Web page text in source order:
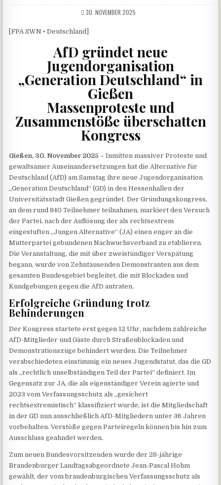
30. NOVEMBER 2025
[FPA SWN • Deutschland]
AfD gründet neue
Jugendorganisation
„Generation Deutschland“ in
Gießen
Massenproteste und
Zusammenstöße überschatten
Kongress
Gießen, 30. November 2025 – Inmitten massiver Proteste und
gewaltsamer Auseinandersetzungen hat die Alternative für
Deutschland (AfD) am Samstag ihre neue Jugendorganisation
„Generation Deutschland“ (GD) in den Hessenhallen der
Universitätsstadt Gießen gegründet. Der Gründungskongress,
an dem rund 840 Teilnehmer teilnahmen, markiert den Versuch
der Partei, nach der Auflösung der als rechtsextrem
eingestuften „Jungen Alternative“ (JA) einen enger an die
Mutterpartei gebundenen Nachwuchsverband zu etablieren.
Die Veranstaltung, die mit über zweistündiger Verspätung
begann, wurde von Zehntausenden Demonstranten aus dem
gesamten Bundesgebiet begleitet, die mit Blockaden und
Kundgebungen gegen die AfD antraten.
Erfolgreiche Gründung trotz
Behinderungen
Der Kongress startete erst gegen 12 Uhr, nachdem zahlreiche
AfD-Mitglieder und Gäste durch Straßenblockaden und
Demonstrationszüge behindert wurden. Die Teilnehmer
verabschiedeten einstimmig ein neues Jugendstatut, das die GD
als „rechtlich unselbständigen Teil der Partei“ definiert. Im
Gegensatz zur JA, die als eigenständiger Verein agierte und
2023 vom Verfassungsschutz als „gesichert
rechtsextremistisch“ klassifiziert wurde, ist die Mitgliedschaft
in der GD nun ausschließlich AfD-Mitgliedern unter 36 Jahren
vorbehalten. Verstöße gegen Parteiregeln können bis hin zum
Ausschluss geahndet werden.
Zum neuen Bundesvorsitzenden wurde der 28-jährige
Brandenburger Landtagsabgeordnete Jean-Pascal Hohm
gewählt, der vom brandenburgischen Verfassungsschutz als